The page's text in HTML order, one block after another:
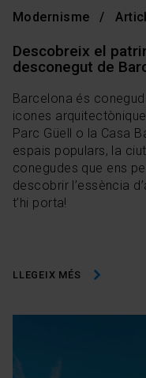
Modernisme
Descobreix el
desconegut de
Barcelona és
icones
Parc Güell o la Casa
espais populars, la
conegudes que ens
descobrir l’essència
t’hi porta!
LLEGEIX MÉS